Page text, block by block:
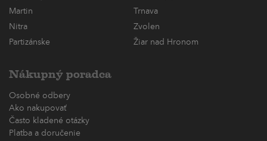
Martin
Trnava
Nitra
Zvolen
Partizánske
Žiar nad Hronom
Nákupný poradca
Osobné odbery
Ako nakupovať
Často kladené otázky
Platba a doručenie